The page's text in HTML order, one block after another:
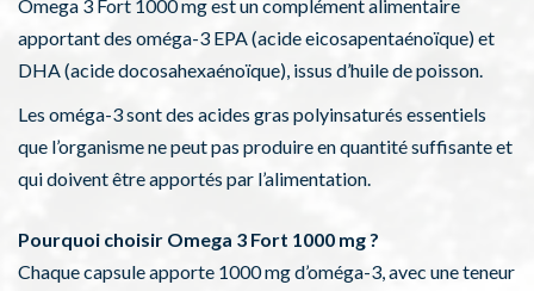
Omega 3 Fort 1000 mg est un complément alimentaire
apportant des oméga-3 EPA (acide eicosapentaénoïque) et
DHA (acide docosahexaénoïque), issus d’huile de poisson.
Les oméga-3 sont des acides gras polyinsaturés essentiels
que l’organisme ne peut pas produire en quantité suffisante et
qui doivent être apportés par l’alimentation.
Pourquoi choisir Omega 3 Fort 1000 mg ?
Chaque capsule apporte 1000 mg d’oméga-3, avec une teneur